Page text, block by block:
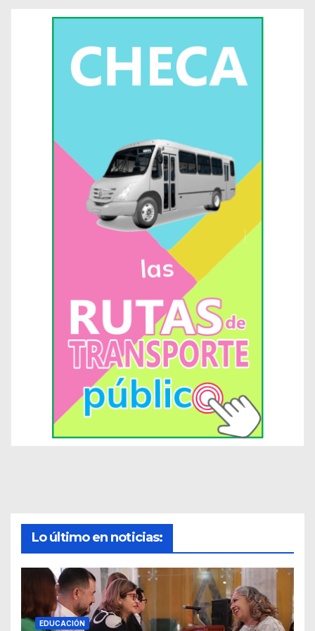
Lo último en noticias:
EDUCACIÓN